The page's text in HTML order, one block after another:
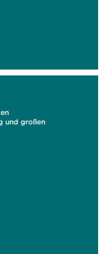
und großen